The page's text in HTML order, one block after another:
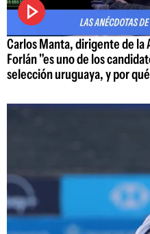
Carlos Manta, dirigente de la
Forlán "es uno de los
selección uruguaya, y por